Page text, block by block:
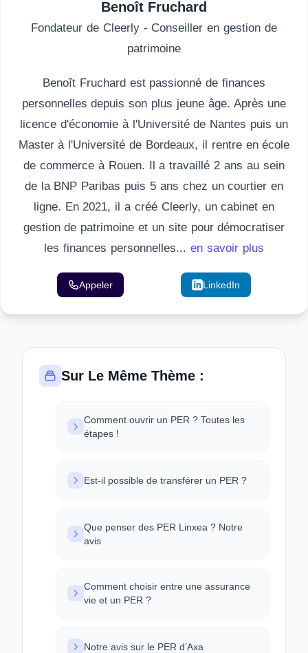
Benoît Fruchard
Fondateur de Cleerly - Conseiller en gestion de
patrimoine
Benoît Fruchard est passionné de finances
personnelles depuis son plus jeune âge. Après une
licence d'économie à l'Université de Nantes puis un
Master à l'Université de Bordeaux, il rentre en école
de commerce à Rouen. Il a travaillé 2 ans au sein
de la BNP Paribas puis 5 ans chez un courtier en
ligne. En 2021, il a créé Cleerly, un cabinet en
gestion de patrimoine et un site pour démocratiser
les finances personnelles... en savoir plus
Appeler LinkedIn
Sur Le Même Thème :
Comment ouvrir un PER ? Toutes les
étapes !
Est-il possible de transférer un PER ?
Que penser des PER Linxea ? Notre
avis
Comment choisir entre une assurance
vie et un PER ?
Notre avis sur le PER d’Axa